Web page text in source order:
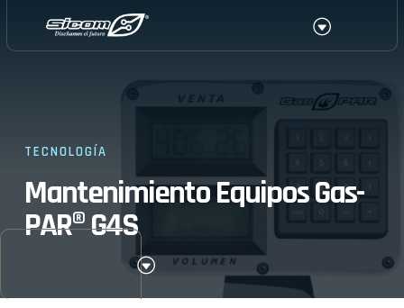
contenido
Menu
TECNOLOGÍA
Mantenimiento Equipos Gas-
PAR® G4S
M
e
n